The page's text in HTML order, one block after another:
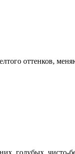
оттенков,